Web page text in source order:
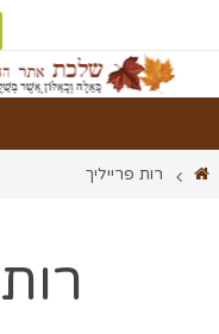
רות פרייליך